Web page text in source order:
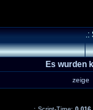
.:
Es wurden
zeige